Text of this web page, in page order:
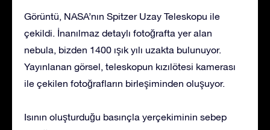
Görüntü, NASA’nın Spitzer Uzay Teleskopu ile
çekildi. İnanılmaz detaylı fotoğrafta yer alan
nebula, bizden 1400 ışık yılı uzakta bulunuyor.
Yayınlanan görsel, teleskopun kızılötesi kamerası
ile çekilen fotoğrafların birleşiminden oluşuyor.
Isının oluşturduğu basınçla yerçekiminin sebep